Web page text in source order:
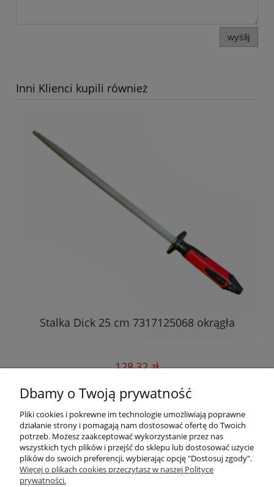
wyślij
Inni Klienci kupili również
Stalka Dick 25 cm 7317125068 okrągła
128,32 zł
do koszyka
Pomoc
Dbamy o Twoją prywatność
Pliki cookies i pokrewne im technologie umożliwiają poprawne
działanie strony i pomagają nam dostosować ofertę do Twoich
potrzeb. Możesz zaakceptować wykorzystanie przez nas
wszystkich tych plików i przejść do sklepu lub dostosować użycie
plików do swoich preferencji, wybierając opcję "Dostosuj zgody".
Więcej o plikach cookies przeczytasz w naszej Polityce
prywatności.